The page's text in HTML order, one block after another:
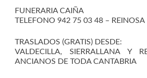
FUNERARIA CAIÑA
TELEFONO 942 75 03 48 – REINOSA
TRASLADOS (GRATIS) DESDE:
VALDECILLA, SIERRALLANA Y
ANCIANOS DE TODA CANTABRIA